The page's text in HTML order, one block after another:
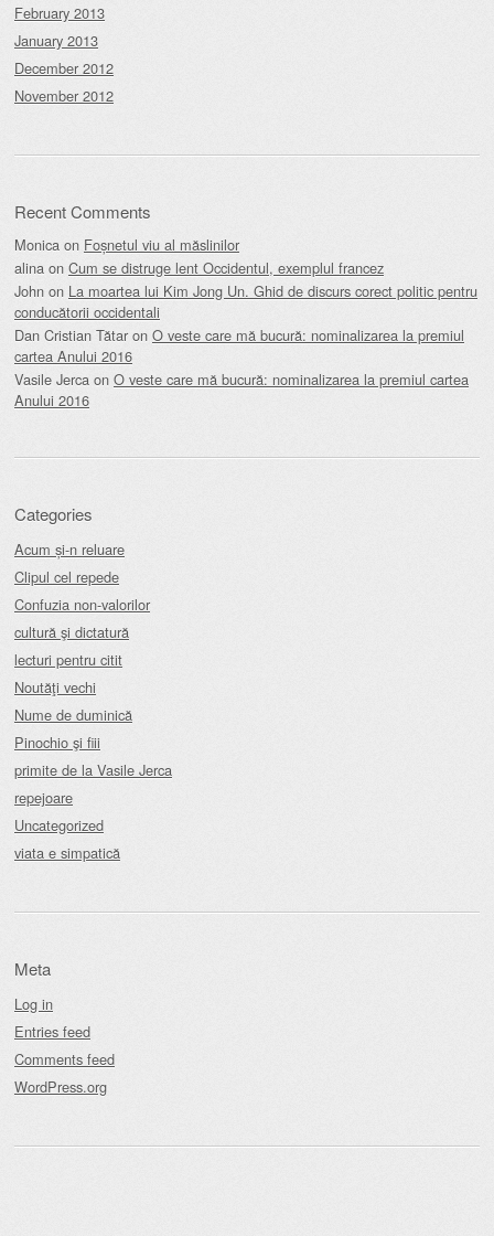
February 2013
January 2013
December 2012
November 2012
Recent Comments
Monica on Foșnetul viu al măslinilor
alina on Cum se distruge lent Occidentul, exemplul francez
John on La moartea lui Kim Jong Un. Ghid de discurs corect politic pentru
conducătorii occidentali
Dan Cristian Tătar on O veste care mă bucură: nominalizarea la premiul
cartea Anului 2016
Vasile Jerca on O veste care mă bucură: nominalizarea la premiul cartea
Anului 2016
Categories
Acum și-n reluare
Clipul cel repede
Confuzia non-valorilor
cultură şi dictatură
lecturi pentru citit
Noutăţi vechi
Nume de duminică
Pinochio şi fiii
primite de la Vasile Jerca
repejoare
Uncategorized
viata e simpatică
Meta
Log in
Entries feed
Comments feed
WordPress.org